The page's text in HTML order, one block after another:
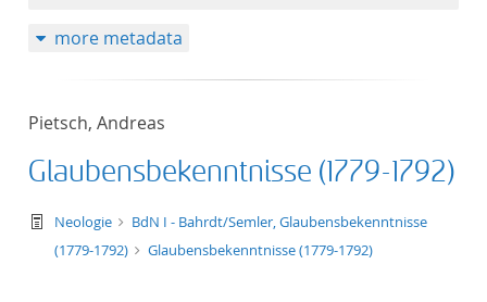
more metadata
Pietsch, Andreas
Glaubensbekenntnisse (1779-1792)
text/tg.work+xml
Neologie
BdN I - Bahrdt/Semler, Glaubensbekenntnisse
(1779-1792)
Glaubensbekenntnisse (1779-1792)